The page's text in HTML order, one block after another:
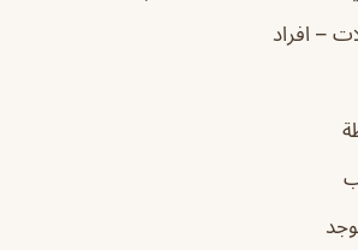
– افراد